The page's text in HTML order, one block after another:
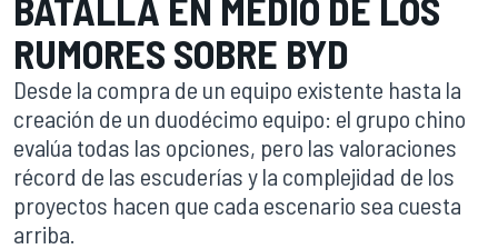
RUMORES SOBRE BYD
Desde la compra de un equipo existente hasta la
creación de un duodécimo equipo: el grupo chino
evalúa todas las opciones, pero las valoraciones
récord de las escuderías y la complejidad de los
proyectos hacen que cada escenario sea cuesta
arriba.